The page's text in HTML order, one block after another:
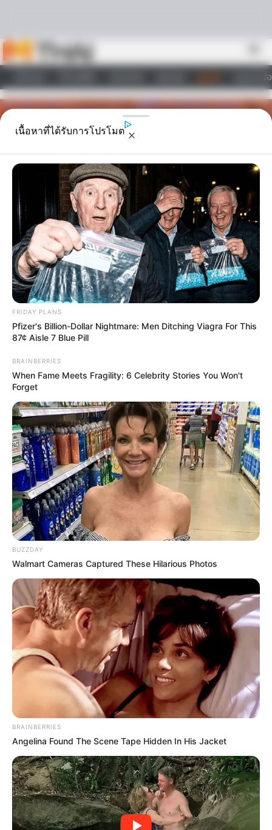
วอลเปเ
ไลฟ์สไตล์
ดูดวง
เรื่องต้องระวัง! ของชาว
12 ราศี เดือนสิงหาคม
2566
สำหรับเดือนสิงหาคม อ.คฑา ชินบัญชร เปิดดวง เรื่องที่ต้องระวังของ
ชาว 12 ราศี ประจำเดือนสิงหาคม 2566 พร้อมกับเคล็ดลับทำบุญ
เสริมดวง มากฝากแฟนๆชาว MThai จะมีเรื่องไหนที่ต้องให้ระวังกัน
บ้าง ไปดูกันค่ะ
Home/ดูดวง/ เรื่องต้องระวัง! ของชาว 12 ราศี เดือนสิงหาคม 2566
ดูดวง|
7 ส.ค. 2023
แบ่งปัน
สำหรับเดือนสิงหาคมอ.คฑา ชินบัญชรเปิดดวง
เรื่องที่
ต้องระวังของชาว 12 ราศี ประจำเดือนสิงหาคม 2566
พร้อมกับเคล็ดลับทำบุญเสริมดวง มากฝากแฟนๆชาว
MThaiจะมีเรื่องไหนที่ต้องให้ระวังกันบ้าง ไปดูกันค่ะ
เนื้อหาที่ได้รับการโปรโมต
FRIDAY PLANS
Pfizer's Billion-Dollar Nightmare: Men Ditching Viagra For This
87¢ Aisle 7 Blue Pill
BRAINBERRIES
When Fame Meets Fragility: 6 Celebrity Stories You Won't
Forget
BUZZDAY
Walmart Cameras Captured These Hilarious Photos
BRAINBERRIES
Angelina Found The Scene Tape Hidden In His Jacket